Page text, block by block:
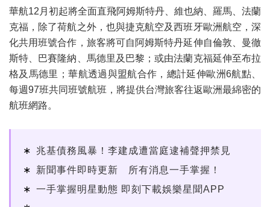
華航12月初起將全面直飛阿姆斯特丹、維也納、羅馬、法蘭
克福，除了荷航之外，也與捷克航空及西班牙歐洲航空，深
化共用班號合作，旅客將可自阿姆斯特丹延伸自倫敦、曼徹
斯特、巴賽隆納、馬德里及巴黎；或由法蘭克福延伸至布拉
格及馬德里；華航透過與盟航合作，總計延伸歐洲6航點、
每週97班共同班號航班，將提供台灣旅客往返歐洲最綿密的
航班網路。
兆基債務風暴！李建成遭當庭逮補聲押禁見
新聞事件即時更新 所有消息一手掌握！
一手掌握明星動態 即刻下載娛樂星聞APP